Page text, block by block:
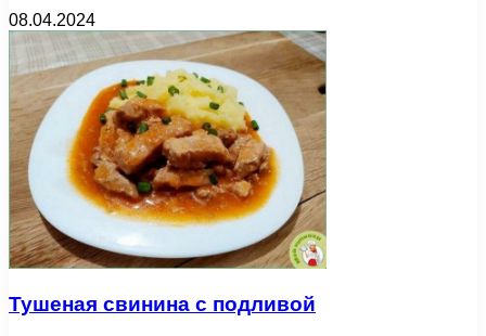
08.04.2024
Тушеная свинина с подливой